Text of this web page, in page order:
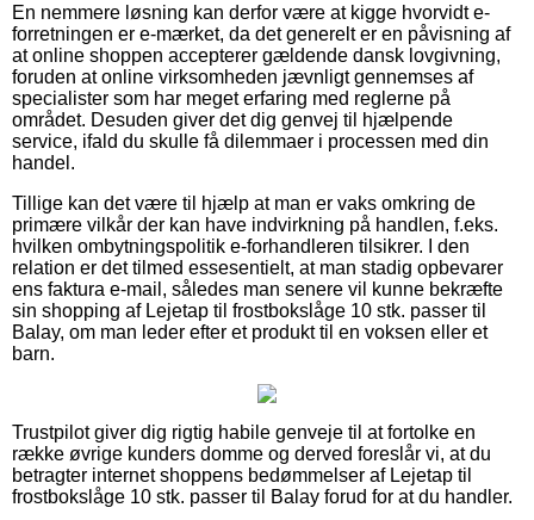
En nemmere løsning kan derfor være at kigge hvorvidt e-
forretningen er e-mærket, da det generelt er en påvisning af
at online shoppen accepterer gældende dansk lovgivning,
foruden at online virksomheden jævnligt gennemses af
specialister som har meget erfaring med reglerne på
området. Desuden giver det dig genvej til hjælpende
service, ifald du skulle få dilemmaer i processen med din
handel.
Tillige kan det være til hjælp at man er vaks omkring de
primære vilkår der kan have indvirkning på handlen, f.eks.
hvilken ombytningspolitik e-forhandleren tilsikrer. I den
relation er det tilmed essesentielt, at man stadig opbevarer
ens faktura e-mail, således man senere vil kunne bekræfte
sin shopping af Lejetap til frostbokslåge 10 stk. passer til
Balay, om man leder efter et produkt til en voksen eller et
barn.
Trustpilot giver dig rigtig habile genveje til at fortolke en
række øvrige kunders domme og derved foreslår vi, at du
betragter internet shoppens bedømmelser af Lejetap til
frostbokslåge 10 stk. passer til Balay forud for at du handler.